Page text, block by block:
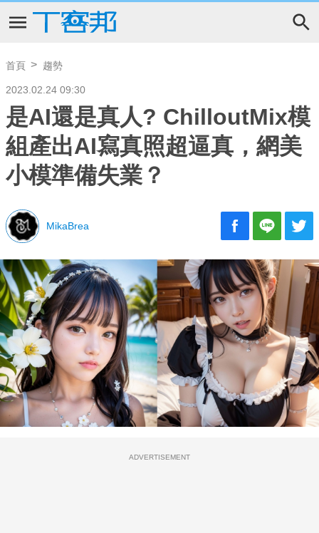
首頁 趨勢
2023.02.24 09:30
是AI還是真人? ChilloutMix模
組產出AI寫真照超逼真，網美
小模準備失業？
MikaBrea
ADVERTISEMENT